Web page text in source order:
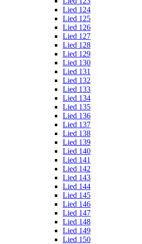
Lied 124
Lied 125
Lied 126
Lied 127
Lied 128
Lied 129
Lied 130
Lied 131
Lied 132
Lied 133
Lied 134
Lied 135
Lied 136
Lied 137
Lied 138
Lied 139
Lied 140
Lied 141
Lied 142
Lied 143
Lied 144
Lied 145
Lied 146
Lied 147
Lied 148
Lied 149
Lied 150